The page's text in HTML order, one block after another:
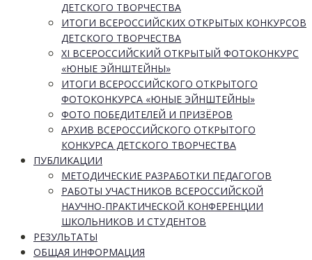
ДЕТСКОГО ТВОРЧЕСТВА
ИТОГИ ВСЕРОССИЙСКИХ ОТКРЫТЫХ КОНКУРСОВ
ДЕТСКОГО ТВОРЧЕСТВА
XI ВСЕРОССИЙСКИЙ ОТКРЫТЫЙ ФОТОКОНКУРС
«ЮНЫЕ ЭЙНШТЕЙНЫ»
ИТОГИ ВСЕРОССИЙСКОГО ОТКРЫТОГО
ФОТОКОНКУРСА «ЮНЫЕ ЭЙНШТЕЙНЫ»
ФОТО ПОБЕДИТЕЛЕЙ И ПРИЗЁРОВ
АРХИВ ВСЕРОССИЙСКОГО ОТКРЫТОГО
КОНКУРСА ДЕТСКОГО ТВОРЧЕСТВА
ПУБЛИКАЦИИ
МЕТОДИЧЕСКИЕ РАЗРАБОТКИ ПЕДАГОГОВ
РАБОТЫ УЧАСТНИКОВ ВСЕРОССИЙСКОЙ
НАУЧНО-ПРАКТИЧЕСКОЙ КОНФЕРЕНЦИИ
ШКОЛЬНИКОВ И СТУДЕНТОВ
РЕЗУЛЬТАТЫ
ОБЩАЯ ИНФОРМАЦИЯ